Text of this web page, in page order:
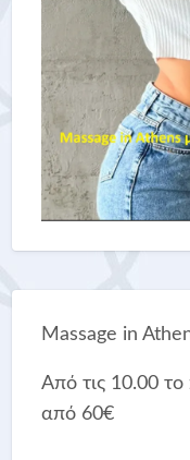
Massage in
Από τις 10.00 το
από 60€